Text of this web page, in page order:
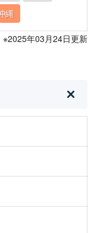
縄
※2025年03月24日更新